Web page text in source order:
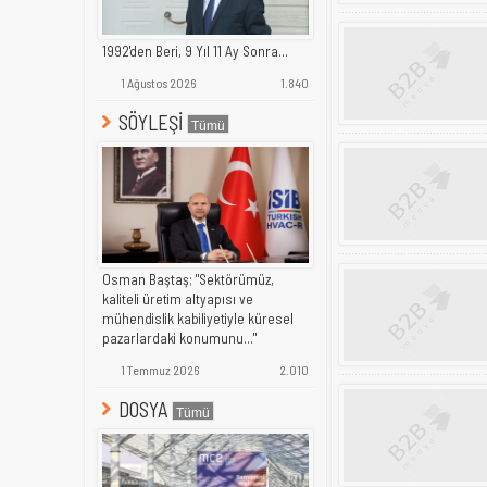
1992'den Beri, 9 Yıl 11 Ay Sonra...
1 Ağustos 2026 1.840
SÖYLEŞİ
Osman Baştaş; "Sektörümüz,
kaliteli üretim altyapısı ve
mühendislik kabiliyetiyle küresel
pazarlardaki konumunu..."
1 Temmuz 2026 2.010
DOSYA